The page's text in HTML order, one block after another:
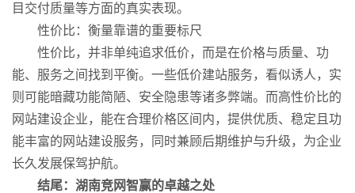
目交付质量等方面的真实表现。
性价比：衡量靠谱的重要标尺
性价比，并非单纯追求低价，而是在价格与质量、功
能、服务之间找到平衡。一些低价建站服务，看似诱人，实
则可能暗藏功能简陋、安全隐患等诸多弊端。而高性价比的
网站建设企业，能在合理价格区间内，提供优质、稳定且功
能丰富的网站建设服务，同时兼顾后期维护与升级，为企业
长久发展保驾护航。
结尾：湖南竞网智赢的卓越之处